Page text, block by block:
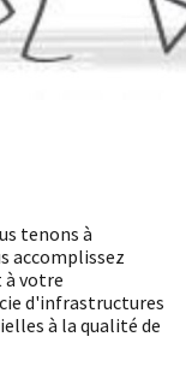
tenons à
accomplissez
à votre
d'infrastructures
à la qualité de